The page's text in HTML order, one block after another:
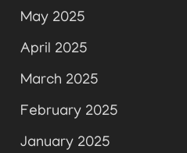
May 2025
April 2025
March 2025
February 2025
January 2025